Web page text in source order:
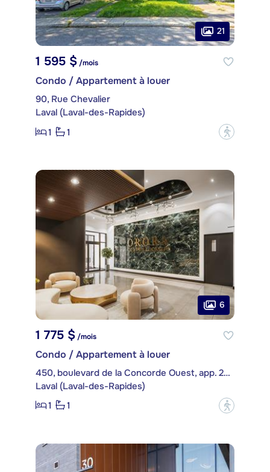
21
1 595 $/mois
Condo / Appartement à louer
90, Rue Chevalier
Laval (Laval-des-Rapides)
1
1 ?
6
1 775 $ /mois
Condo / Appartement à louer
450, boulevard de la Concorde Ouest, app. 208
Laval (Laval-des-Rapides)
1
1 ?